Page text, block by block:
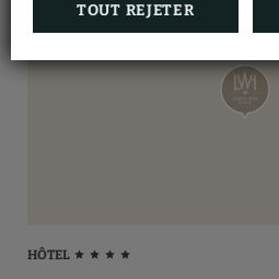
TOUT REJETER
HÔTEL